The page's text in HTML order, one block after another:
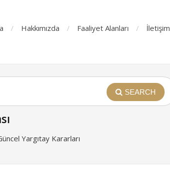
Hakkımızda Faaliyet Alanları İletişim
SEARCH
Yargıtay Kararları